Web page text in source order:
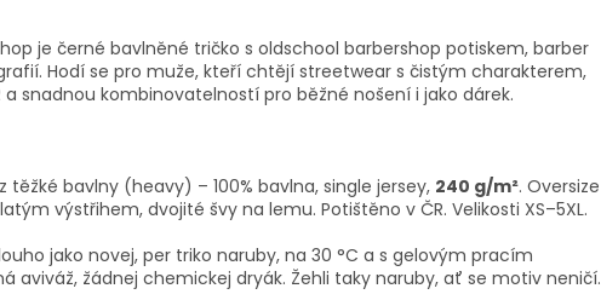
je černé bavlněné tričko s oldschool barbershop potiskem, barber
Hodí se pro muže, kteří chtějí streetwear s čistým charakterem,
snadnou kombinovatelností pro běžné nošení i jako dárek.
těžké bavlny (heavy) – 100% bavlna, single jersey, 240 g/m². Oversize
výstřihem, dvojité švy na lemu. Potištěno v ČR. Velikosti XS–5XL.
jako novej, per triko naruby, na 30 °C a s gelovým pracím
aviváž, žádnej chemickej dryák. Žehli taky naruby, ať se motiv neničí.